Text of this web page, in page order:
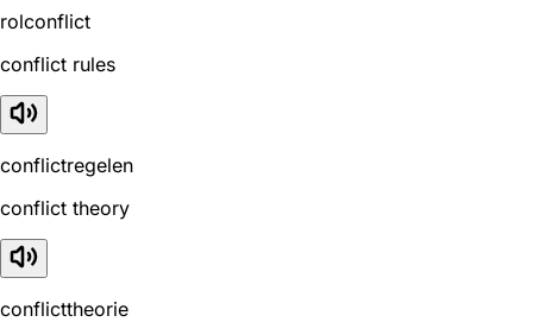
rolconflict
conflict rules
conflictregelen
conflict theory
conflicttheorie